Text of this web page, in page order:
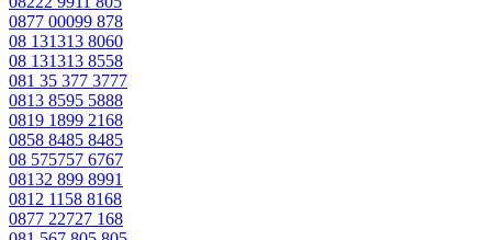
0877 00099 878
08 131313 8060
08 131313 8558
081 35 377 3777
0813 8595 5888
0819 1899 2168
0858 8485 8485
08 575757 6767
08132 899 8991
0812 1158 8168
0877 22727 168